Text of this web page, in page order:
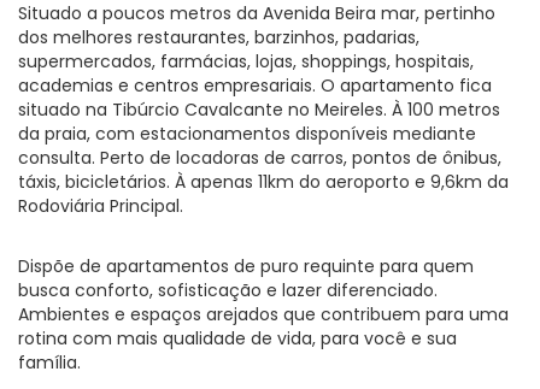
Situado a poucos metros da Avenida Beira mar, pertinho
dos melhores restaurantes, barzinhos, padarias,
supermercados, farmácias, lojas, shoppings, hospitais,
academias e centros empresariais. O apartamento fica
situado na Tibúrcio Cavalcante no Meireles. À 100 metros
da praia, com estacionamentos disponíveis mediante
consulta. Perto de locadoras de carros, pontos de ônibus,
táxis, bicicletários. À apenas 11km do aeroporto e 9,6km da
Rodoviária Principal.
Dispõe de apartamentos de puro requinte para quem
busca conforto, sofisticação e lazer diferenciado.
Ambientes e espaços arejados que contribuem para uma
rotina com mais qualidade de vida, para você e sua
família.